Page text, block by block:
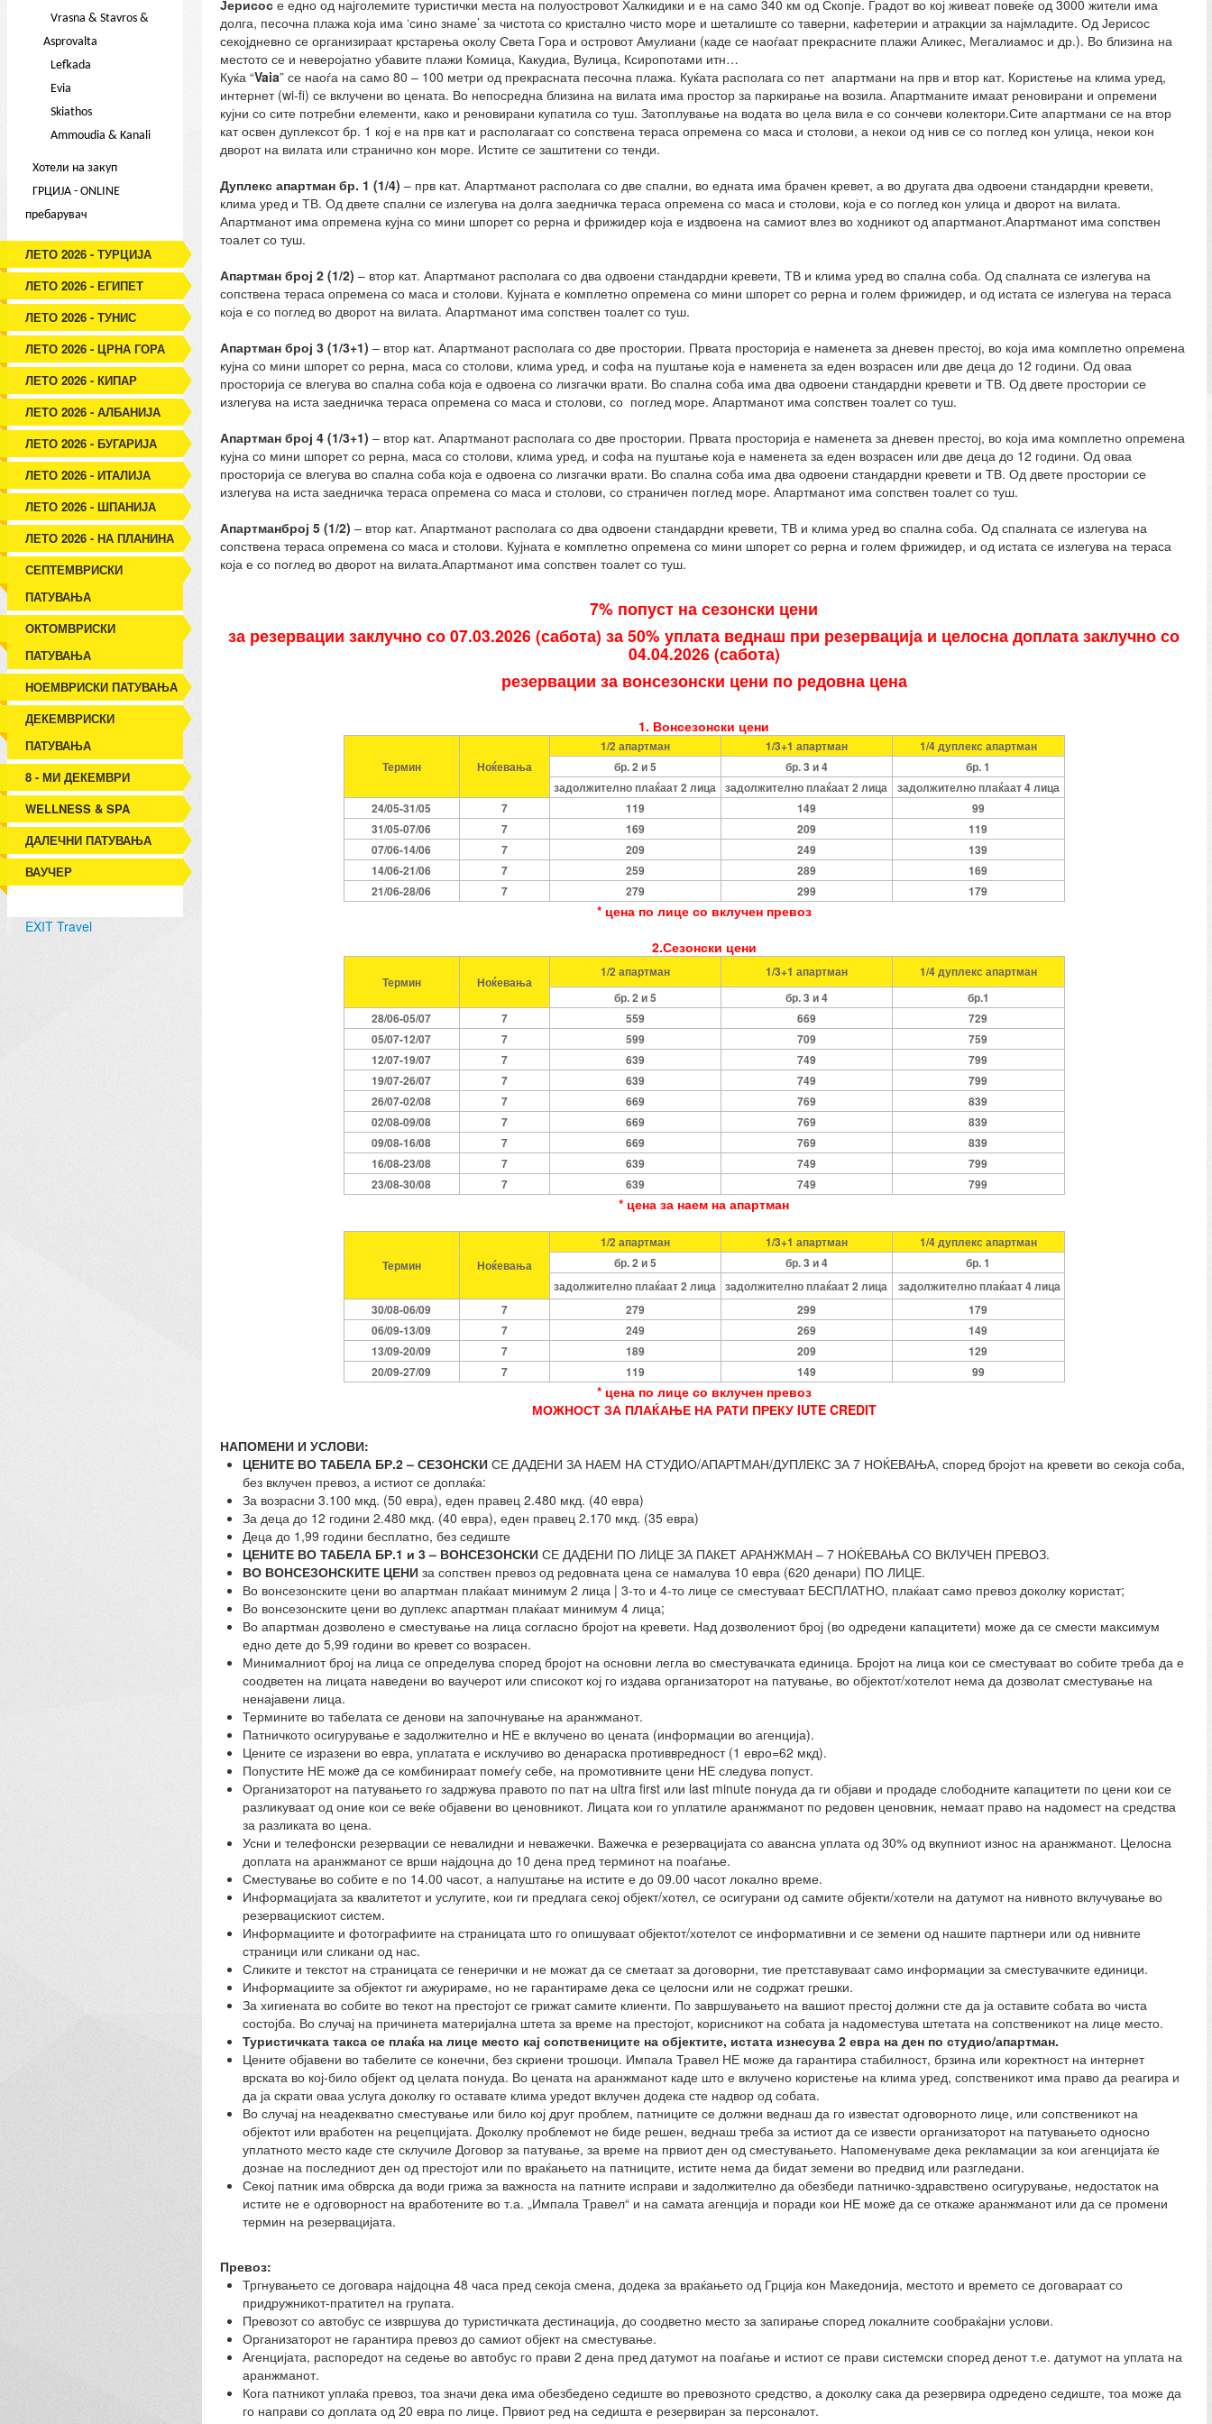
Vrasna & Stavros &
Asprovalta
Lefkada
Evia
Skiathos
Ammoudia & Kanali
Хотели на закуп
ГРЦИЈА - ONLINE
пребарувач
ЛЕТО 2026 - ТУРЦИЈА
ЛЕТО 2026 - ЕГИПЕТ
ЛЕТО 2026 - ТУНИС
ЛЕТО 2026 - ЦРНА ГОРА
ЛЕТО 2026 - КИПАР
ЛЕТО 2026 - АЛБАНИЈА
ЛЕТО 2026 - БУГАРИЈА
ЛЕТО 2026 - ИТАЛИЈА
ЛЕТО 2026 - ШПАНИЈА
ЛЕТО 2026 - НА ПЛАНИНА
СЕПТЕМВРИСКИ
ПАТУВАЊА
ОКТОМВРИСКИ
ПАТУВАЊА
НОЕМВРИСКИ ПАТУВАЊА
ДЕКЕМВРИСКИ
ПАТУВАЊА
8 - МИ ДЕКЕМВРИ
WELLNESS & SPA
ДАЛЕЧНИ ПАТУВАЊА
ВАУЧЕР
EXIT Travel
Јерисос е едно од најголемите туристички места на полуостровот Халкидики и е на само 340 км од Скопје. Градот во кој живеат повеќе од 3000 жители има
долга, песочна плажа која има ‘сино знаме’ за чистота со кристално чисто море и шеталиште со таверни, кафетерии и атракции за најмладите. Од Јерисос
секојдневно се организираат крстарења околу Света Гора и островот Амулиани (каде се наоѓаат прекрасните плажи Аликес, Мегалиамос и др.). Во близина на
местото се и неверојатно убавите плажи Комица, Какудиа, Вулица, Ксиропотами итн…
Куќа “Vaia” се наоѓа на само 80 – 100 метри од прекрасната песочна плажа. Куќата располага со пет апартмани на прв и втор кат. Користење на клима уред,
интернет (wi-fi) се вклучени во цената. Во непосредна близина на вилата има простор за паркирање на возила. Апартманите имаат реновирани и опремени
кујни со сите потребни елементи, како и реновирани купатила со туш. Затоплување на водата во цела вила е со сончеви колектори.Сите апартмани се на втор
кат освен дуплексот бр. 1 кој е на прв кат и располагаат со сопствена тераса опремена со маса и столови, а некои од нив се со поглед кон улица, некои кон
дворот на вилата или странично кон море. Истите се заштитени со тенди.
Дуплекс апартман бр. 1 (1/4) – прв кат. Апартманот располага со две спални, во едната има брачен кревет, а во другата два одвоени стандардни кревети,
клима уред и ТВ. Од двете спални се излегува на долга заедничка тераса опремена со маса и столови, која е со поглед кон улица и дворот на вилата.
Апартманот има опремена кујна со мини шпорет со рерна и фрижидер која е издвоена на самиот влез во ходникот од апартманот.Апартманот има сопствен
тоалет со туш.
Апартман број 2 (1/2) – втор кат. Апартманот располага со два одвоени стандардни кревети, ТВ и клима уред во спална соба. Од спалната се излегува на
сопствена тераса опремена со маса и столови. Кујната е комплетно опремена со мини шпорет со рерна и голем фрижидер, и од истата се излегува на тераса
која е со поглед во дворот на вилата. Апартманот има сопствен тоалет со туш.
Апартман број 3 (1/3+1) – втор кат. Апартманот располага со две простории. Првата просторија е наменета за дневен престој, во која има комплетно опремена
кујна со мини шпорет со рерна, маса со столови, клима уред, и софа на пуштање која е наменета за еден возрасен или две деца до 12 години. Од оваа
просторија се влегува во спална соба која е одвоена со лизгачки врати. Во спална соба има два одвоени стандардни кревети и ТВ. Од двете простории се
излегува на иста заедничка тераса опремена со маса и столови, со поглед море. Апартманот има сопствен тоалет со туш.
Апартман број 4 (1/3+1) – втор кат. Апартманот располага со две простории. Првата просторија е наменета за дневен престој, во која има комплетно опремена
кујна со мини шпорет со рерна, маса со столови, клима уред, и софа на пуштање која е наменета за еден возрасен или две деца до 12 години. Од оваа
просторија се влегува во спална соба која е одвоена со лизгачки врати. Во спална соба има два одвоени стандардни кревети и ТВ. Од двете простории се
излегува на иста заедничка тераса опремена со маса и столови, со страничен поглед море. Апартманот има сопствен тоалет со туш.
Апартманброј 5 (1/2) – втор кат. Апартманот располага со два одвоени стандардни кревети, ТВ и клима уред во спална соба. Од спалната се излегува на
сопствена тераса опремена со маса и столови. Кујната е комплетно опремена со мини шпорет со рерна и голем фрижидер, и од истата се излегува на тераса
која е со поглед во дворот на вилата.Апартманот има сопствен тоалет со туш.
7% попуст на сезонски цени
за резервации заклучно со 07.03.2026 (сабота) за 50% уплата веднаш при резервација и целосна доплата заклучно со
04.04.2026 (сабота)
резервации за вонсезонски цени по редовна цена
1. Вонсезонски цени
Термин Ноќевања
1/2 апартман 1/3+1 апартман
1/4 дуплекс апартман
бр. 2 и 5
бр. 3 и 4
бр. 1
задолжително плаќаат 2 лица задолжително плаќаат 2 лица
задолжително плаќаат 4 лица
24/05-31/05
7 119 149
99
31/05-07/06
7 169 209
119
07/06-14/06
7 209 249
139
14/06-21/06
7 259 289
169
21/06-28/06
7 279 299 179
* цена по лице со вклучен превоз
2.Сезонски цени
Термин Ноќевања
1/2 апартман 1/3+1 апартман
1/4 дуплекс апартман
бр. 2 и 5
бр. 3 и 4
бр.1
28/06-05/07
7 559 669
729
05/07-12/07
7 599 709
759
12/07-19/07
7 639 749
799
19/07-26/07
7 639 749
799
26/07-02/08
7 669 769
839
02/08-09/08
7 669 769
839
09/08-16/08
7 669 769
839
16/08-23/08
7 639 749
799
23/08-30/08
7 639 749 799
* цена за наем на апартман
Термин Ноќевања
1/2 апартман 1/3+1 апартман
1/4 дуплекс апартман
бр. 2 и 5
бр. 3 и 4
бр. 1
задолжително плаќаат 2 лица задолжително плаќаат 2 лица
задолжително плаќаат 4 лица
30/08-06/09
7 279 299
179
06/09-13/09
7 249 269
149
13/09-20/09
7 189 209
129
20/09-27/09
7 119 149 99
* цена по лице со вклучен превоз
МОЖНОСТ ЗА ПЛАЌАЊЕ НА РАТИ ПРЕКУ IUTE CREDIT
НАПОМЕНИ И УСЛОВИ:
ЦЕНИТЕ ВО ТАБЕЛА БР.2 – СЕЗОНСКИСЕ ДАДЕНИ ЗА НАЕМ НА СТУДИО/АПАРТМАН/ДУПЛЕКС ЗА 7 НОЌЕВАЊА, според бројот на кревети во секоја соба,
без вклучен превоз, а истиот се доплаќа:
За возрасни 3.100 мкд. (50 евра), еден правец 2.480 мкд. (40 евра)
За деца до 12 години 2.480 мкд. (40 евра), еден правец 2.170 мкд. (35 евра)
Деца до 1,99 години бесплатно, без седиште
ЦЕНИТЕ ВО ТАБЕЛА БР.1 и 3 – ВОНСЕЗОНСКИСЕ ДАДЕНИ ПО ЛИЦЕ ЗА ПАКЕТ АРАНЖМАН – 7 НОЌЕВАЊА СО ВКЛУЧЕН ПРЕВОЗ.
ВО ВОНСЕЗОНСКИТЕ ЦЕНИза сопствен превоз од редовната цена се намалува 10 евра (620 денари) ПО ЛИЦЕ.
Во вонсезонските цени во апартман плаќаат минимум 2 лица | 3-то и 4-то лице се сместуваат БЕСПЛАТНО, плаќаат само превоз доколку користат;
Во вонсезонските цени во дуплекс апартман плаќаат минимум 4 лица;
Во апартман дозволено е сместување на лица согласно бројот на кревети. Над дозволениот број (во одредени капацитети) може да се смести максимум
едно дете до 5,99 години во кревет со возрасен.
Минималниот број на лица се определува според бројот на основни легла во сместувачката единица. Бројот на лица кои се сместуваат во собите треба да е
соодветен на лицата наведени во ваучерот или списокот кој го издава организаторот на патување, во објектот/хотелот нема да дозволат сместување на
ненајавени лица.
Термините во табелата се денови на започнување на аранжманот.
Патничкото осигурување е задолжително и НЕ е вклучено во цената (информации во агенција).
Цените се изразени во евра, уплатата е исклучиво во денараска противвредност (1 евро=62 мкд).
Попустите НЕ можe да се комбинираат помеѓу себе, на промотивните цени НЕ следува попуст.
Организаторот на патувањето го задржува правото по пат на ultra first или last minute понуда да ги објави и продаде слободните капацитети по цени кои се
разликуваат од оние кои се веќе објавени во ценовникот. Лицата кои го уплатиле аранжманот по редовен ценовник, немаат право на надомест на средства
за разликата во цена.
Усни и телефонски резервации се невалидни и неважечки. Важечка е резервацијата со авансна уплата од 30% од вкупниот износ на аранжманот. Целосна
доплата на аранжманот се врши најдоцна до 10 дена пред терминот на поаѓање.
Сместување во собите е по 14.00 часот, а напуштање на истите е до 09.00 часот локално време.
Информацијата за квалитетот и услугите, кои ги предлага секој објект/хотел, се осигурани од самите објекти/хотели на датумот на нивното вклучување во
резервацискиот систем.
Информациите и фотографиите на страницата што го опишуваат објектот/хотелот се информативни и се земени од нашите партнери или од нивните
страници или сликани од нас.
Сликите и текстот на страницата се генерички и не можат да се сметаат за договорни, тие претставуваат само информации за сместувачките единици.
Информациите за објектот ги ажурираме, но не гарантираме дека се целосни или не содржат грешки.
За хигиената во собите во текот на престојот се грижат самите клиенти. По завршувањето на вашиот престој должни сте да ја оставите собата во чиста
состојба. Во случај на причинета материјална штета за време на престојот, корисникот на собата ја надоместува штетата на сопственикот на лице место.
Туристичката такса се плаќа на лице место кај сопствениците на објектите, истата изнесува 2 евра на ден по студио/апартман.
Цените објавени во табелите се конечни, без скриени трошоци. Импала Травел НЕ може да гарантира стабилност, брзина или коректност на интернет
врската во кој-било објект од целата понуда. Во цената на аранжманот каде што е вклучено користење на клима уред, сопственикот има право да реагира и
да ја скрати оваа услуга доколку го оставате клима уредот вклучен додека сте надвор од собата.
Во случај на неадекватно сместување или било кој друг проблем, патниците се должни веднаш да го известат одговорното лице, или сопственикот на
објектот или вработен на рецепцијата. Доколку проблемот не биде решен, веднаш треба за истиот да се извести организаторот на патувањето односно
уплатното место каде сте склучиле Договор за патување, за време на првиот ден од сместувањето. Напоменуваме дека рекламации за кои агенцијата ќе
дознае на последниот ден од престојот или по враќањето на патниците, истите нема да бидат земени во предвид или разгледани.
Секој патник има обврска да води грижа за важноста на патните исправи и задолжително да обезбеди патничко-здравствено осигурување, недостаток на
истите не е одговорност на вработените во т.а. „Импала Травел“ и на самата агенција и поради кои НЕ можe да се откаже аранжманот или да се промени
термин на резервацијата.
Превоз:
Тргнувањето се договара најдоцна 48 часа пред секоја смена, додека за враќањето од Грција кон Македонија, местото и времето се договараат со
придружникот-пратител на групата.
Превозот со автобус се извршува до туристичката дестинација, до соодветно место за запирање според локалните сообраќајни услови.
Организаторот не гарантира превоз до самиот објект на сместување.
Агенцијата, распоредот на седење во автобус го прави 2 дена пред датумот на поаѓање и истиот се прави системски според денот т.е. датумот на уплата на
аранжманот.
Кога патникот уплаќа превоз, тоа значи дека има обезбедено седиште во превозното средство, а доколку сака да резервира одредено седиште, тоа може да
го направи со доплата од 20 евра по лице. Првиот ред на седишта е резервиран за персоналот.